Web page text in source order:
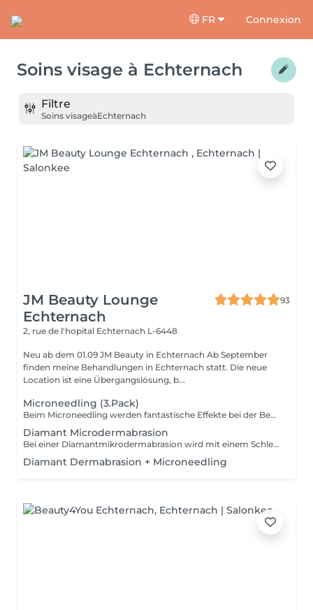
FR Connexion
Soins visage à Echternach
Filtre
Soins visageàEchternach
JM Beauty Lounge
Echternach
93
2, rue de l'hopital Echternach L-6448
Neu ab dem 01.09 JM Beauty in Echternach Ab September
finden meine Behandlungen in Echternach statt. Die neue
Location ist eine Übergangslösung, b...
Microneedling (3.Pack)
Beim Microneedling werden fantastische Effekte bei der Behandlung von Narbengewebe, Hautunebenheiten und Fältchen erzielt sowie die Hautverjüngung und Straffung gefördert. Diese Methode bereitet durch gezielte Micro-Perforation einerseits Ihre Haut auf das Einschleusen hoch wirksamer Wirkstoffkombinationen in tiefe Hautschichten vor. Andererseits werden durch die Micro-Nadeln winzige Verletzungen signalisiert. Dies regt die Haut zur Erneuerung an und löst die hauteigene Ausschüttung von Elastin, Kollagen und Hyaluronsäure aus. -ANTI-AGING -ANREGUNG DER ZELLREGENERATION -PORENVERFEINERUNG -NARBENBEHANDLUNG -REDUZIERUNG VON PIGMENTFLECKEN -VERBESSERTE WIRKSTOFFAUFNAHME
Diamant Microdermabrasion
Bei einer Diamantmikrodermabrasion wird mit einem Schleifkopf und vakuum die abgestorbene, oberste Hautschicht abgetragen. -VERBESSERUNG DER HAUTSTRUKTUR -MILDERUNG VON FÄLTCHEN UND FESTIGUNG DER HAUT -VERFEINERUNG DER POREN -TIEFENREINIGUNG DER HAUT -BESSERE SAUERSTOFFVERSORGUNG DER ZELLEN -NORMALISIERUNG DER TALGPRODUKTION -AKTIVIERUNG DES LYMPHFLUSSES Die Haut wirkt ebenmäßiger, jünger und strahlt wieder.
Diamant Dermabrasion + Microneedling